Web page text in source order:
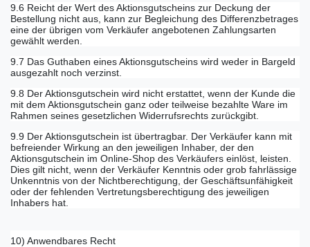
9.6 Reicht der Wert des Aktionsgutscheins zur Deckung der
Bestellung nicht aus, kann zur Begleichung des Differenzbetrages
eine der übrigen vom Verkäufer angebotenen Zahlungsarten
gewählt werden.
9.7 Das Guthaben eines Aktionsgutscheins wird weder in Bargeld
ausgezahlt noch verzinst.
9.8 Der Aktionsgutschein wird nicht erstattet, wenn der Kunde die
mit dem Aktionsgutschein ganz oder teilweise bezahlte Ware im
Rahmen seines gesetzlichen Widerrufsrechts zurückgibt.
9.9 Der Aktionsgutschein ist übertragbar. Der Verkäufer kann mit
befreiender Wirkung an den jeweiligen Inhaber, der den
Aktionsgutschein im Online-Shop des Verkäufers einlöst, leisten.
Dies gilt nicht, wenn der Verkäufer Kenntnis oder grob fahrlässige
Unkenntnis von der Nichtberechtigung, der Geschäftsunfähigkeit
oder der fehlenden Vertretungsberechtigung des jeweiligen
Inhabers hat.
10) Anwendbares Recht